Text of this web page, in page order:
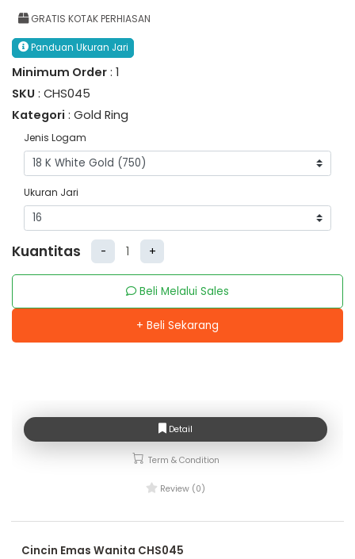
GRATIS KOTAK PERHIASAN
Panduan Ukuran Jari
Minimum Order : 1
SKU : CHS045
Kategori : Gold Ring
Jenis Logam
Ukuran Jari
Kuantitas - +
Beli Melalui Sales
+ Beli Sekarang
Detail
Term & Condition
Review (0)
Cincin Emas Wanita CHS045